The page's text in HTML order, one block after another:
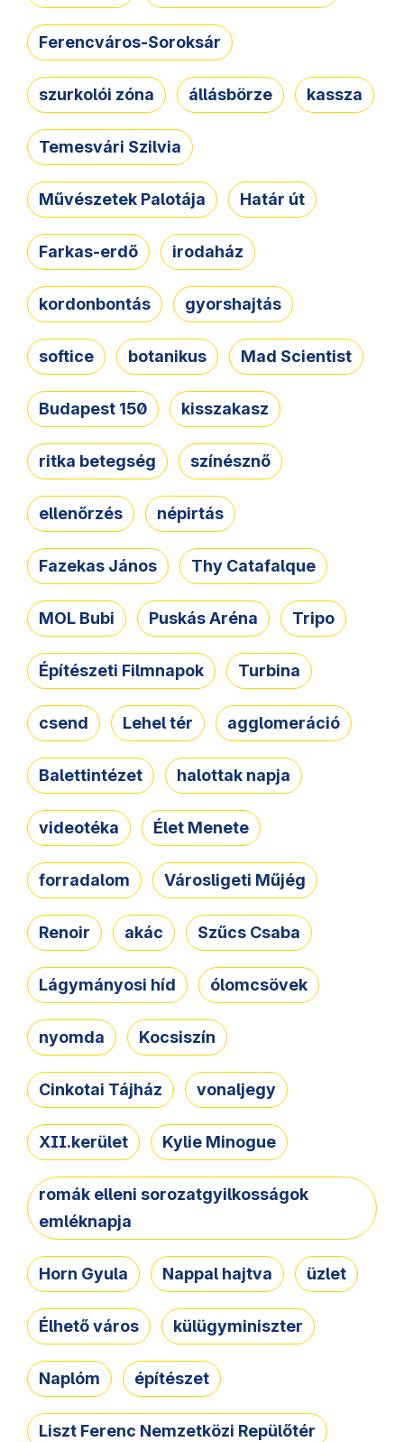
Ferencváros-Soroksár
szurkolói zóna állásbörze kassza
Temesvári Szilvia
Művészetek Palotája Határ út
Farkas-erdő irodaház
kordonbontás gyorshajtás
softice botanikus Mad Scientist
Budapest 150 kisszakasz
ritka betegség színésznő
ellenőrzés népirtás
Fazekas János Thy Catafalque
MOL Bubi Puskás Aréna Tripo
Építészeti Filmnapok Turbina
csend Lehel tér agglomeráció
Balettintézet halottak napja
videotéka Élet Menete
forradalom Városligeti Műjég
Renoir akác Szűcs Csaba
Lágymányosi híd ólomcsövek
nyomda Kocsiszín
Cinkotai Tájház vonaljegy
XII.kerület Kylie Minogue
romák elleni sorozatgyilkosságok
emléknapja
Horn Gyula Nappal hajtva üzlet
Élhető város külügyminiszter
Naplóm építészet
Liszt Ferenc Nemzetközi Repülőtér